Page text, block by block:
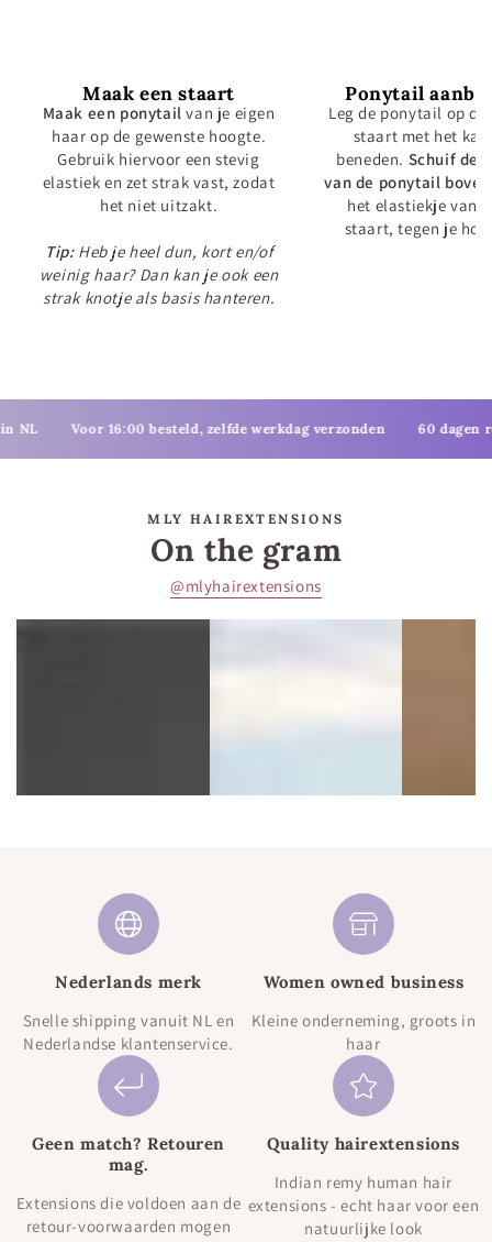
Maak een staart
Maak een ponytailvan je eigen
haar op de gewenste hoogte.
Gebruik hiervoor een stevig
elastiek en zet strak vast, zodat
het niet uitzakt.
Tip: Heb je heel dun, kort en/of
weinig haar? Dan kan je ook een
strak knotje als basis hanteren.
Ponytail
Leg de ponytail op de
staart met het
beneden. Schuif de
van de ponytail
het elastiekje van
staart, tegen je
16:00 besteld, zelfde werkdag verzonden 60 dagen
MLY HAIREXTENSIONS
On the gram
@mlyhairextensions
Nederlands merk
Snelle shipping vanuit NL en
Nederlandse klantenservice.
Women owned business
Kleine onderneming, groots in
haar
Geen match? Retouren
mag.
Extensions die voldoen aan de
retour-voorwaarden mogen
Quality hairextensions
Indian remy human hair
extensions - echt haar voor een
natuurlijke look